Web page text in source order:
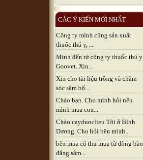
CÁC Ý KIẾN MỚI NHẤT
Công ty mình cũng sản xuất
thuốc thú y, ...
Mình đến từ công ty thuốc thú y
Goovet. Xin...
Xin cho tài liệu trồng và chăm
sóc sâm bố...
Cháo bạn. Cho mình hỏi nếu
mình mua con...
Chào cayduoclieu Tôi ở Bình
Dương. Cho hỏi bên mình...
bên mua có thu mua từ đồng bào
đẳng sâm...